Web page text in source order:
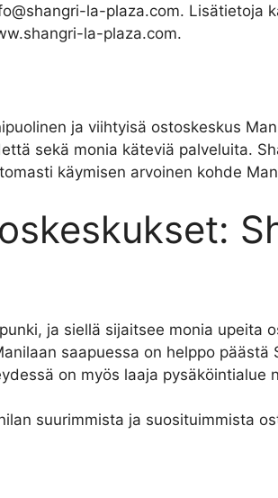
la-plaza.com. Lisätietoja
la-plaza.com.
ja viihtyisä ostoskeskus
sekä monia käteviä palveluita.
käymisen arvoinen kohde
ja siellä sijaitsee monia upeita
saapuessa on helppo
on myös laaja pysäköintialue
suurimmista ja suosituimmista